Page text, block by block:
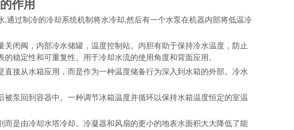
作用
过制冷的冷却系统机制将水冷却,然后有一个水泵在机器内部将低温冷
闭阀，内部冷水储罐，温度控制站。内胆有助于保持冷水温度，防止
稳定性和可重复性。用于冷却水流的使用角度和背面应用。
接从水箱应用，而是作为一种温度储备行为深入到水箱的外部。冷水
泵回到容器中。一种调节冰箱温度并循环以保持水箱温度恒定的室温
是由冷却水塔冷却。冷凝器和风扇的更小的地表水面积大大降低了能